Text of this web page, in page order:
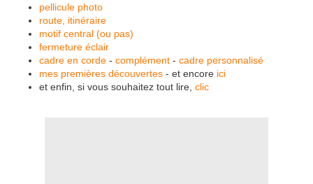
pellicule photo
route, itinéraire
motif central (ou pas)
fermeture éclair
cadre en corde - complément - cadre personnalisé
mes premières découvertes - et encore ici
et enfin, si vous souhaitez tout lire, clic